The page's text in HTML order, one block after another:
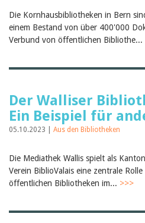
Die Kornhausbibliotheken in Bern
einem Bestand von über 400'000
Verbund von öffentlichen Bibliothe...
Der Walliser
Ein Beispiel für
05.10.2023 | Aus den Bibliotheken
Die Mediathek Wallis spielt als
Verein BiblioValais eine zentrale
öffentlichen Bibliotheken im... >>>